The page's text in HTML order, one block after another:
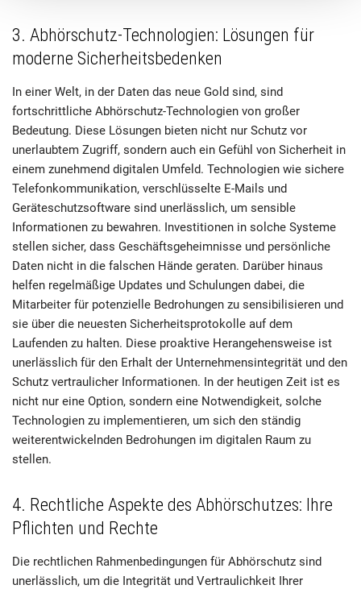
3. Abhörschutz-Technologien: Lösungen für
moderne Sicherheitsbedenken
In einer Welt, in der Daten das neue Gold sind, sind
fortschrittliche Abhörschutz-Technologien von großer
Bedeutung. Diese Lösungen bieten nicht nur Schutz vor
unerlaubtem Zugriff, sondern auch ein Gefühl von Sicherheit in
einem zunehmend digitalen Umfeld. Technologien wie sichere
Telefonkommunikation, verschlüsselte E-Mails und
Geräteschutzsoftware sind unerlässlich, um sensible
Informationen zu bewahren. Investitionen in solche Systeme
stellen sicher, dass Geschäftsgeheimnisse und persönliche
Daten nicht in die falschen Hände geraten. Darüber hinaus
helfen regelmäßige Updates und Schulungen dabei, die
Mitarbeiter für potenzielle Bedrohungen zu sensibilisieren und
sie über die neuesten Sicherheitsprotokolle auf dem
Laufenden zu halten. Diese proaktive Herangehensweise ist
unerlässlich für den Erhalt der Unternehmensintegrität und den
Schutz vertraulicher Informationen. In der heutigen Zeit ist es
nicht nur eine Option, sondern eine Notwendigkeit, solche
Technologien zu implementieren, um sich den ständig
weiterentwickelnden Bedrohungen im digitalen Raum zu
stellen.
4. Rechtliche Aspekte des Abhörschutzes: Ihre
Pflichten und Rechte
Die rechtlichen Rahmenbedingungen für Abhörschutz sind
unerlässlich, um die Integrität und Vertraulichkeit Ihrer